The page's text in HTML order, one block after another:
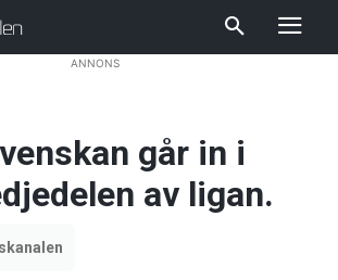
ANNONS
går in i
av ligan.